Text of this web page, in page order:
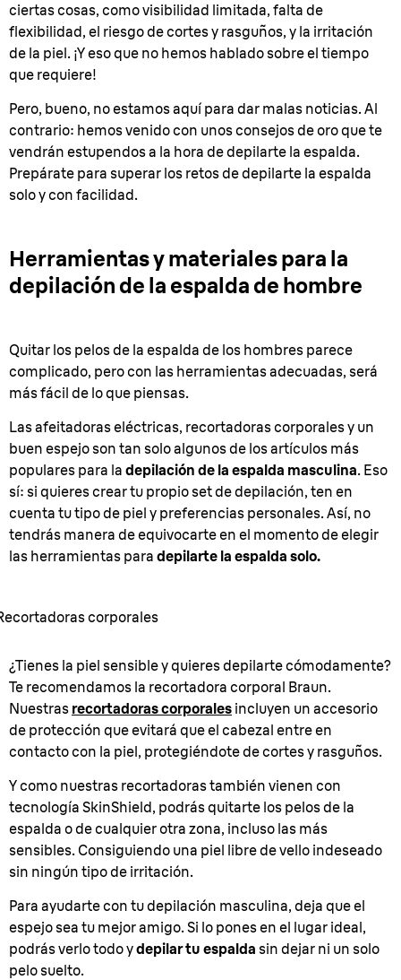
ciertas cosas, como visibilidad limitada, falta de
flexibilidad, el riesgo de cortes y rasguños, y la irritación
de la piel. ¡Y eso que no hemos hablado sobre el tiempo
que requiere!
Pero, bueno, no estamos aquí para dar malas noticias. Al
contrario: hemos venido con unos consejos de oro que te
vendrán estupendos a la hora de depilarte la espalda.
Prepárate para superar los retos de depilarte la espalda
solo y con facilidad.
Herramientas y materiales para la
depilación de la espalda de hombre
Quitar los pelos de la espalda de los hombres parece
complicado, pero con las herramientas adecuadas, será
más fácil de lo que piensas.
Las afeitadoras eléctricas, recortadoras corporales y un
buen espejo son tan solo algunos de los artículos más
populares para la depilación de la espalda masculina. Eso
sí: si quieres crear tu propio set de depilación, ten en
cuenta tu tipo de piel y preferencias personales. Así, no
tendrás manera de equivocarte en el momento de elegir
las herramientas para depilarte la espalda solo.
corporales
¿Tienes la piel sensible y quieres depilarte cómodamente?
Te recomendamos la recortadora corporal Braun.
Nuestras recortadoras corporales incluyen un accesorio
de protección que evitará que el cabezal entre en
contacto con la piel, protegiéndote de cortes y rasguños.
Y como nuestras recortadoras también vienen con
tecnología SkinShield, podrás quitarte los pelos de la
espalda o de cualquier otra zona, incluso las más
sensibles. Consiguiendo una piel libre de vello indeseado
sin ningún tipo de irritación.
Para ayudarte con tu depilación masculina, deja que el
espejo sea tu mejor amigo. Si lo pones en el lugar ideal,
podrás verlo todo ydepilar tu espalda sin dejar ni un solo
pelo suelto.